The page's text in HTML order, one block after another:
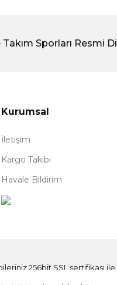
Sporları Resmi
Kurumsal
İletişim
Kargo Takibi
Havale Bildirim
256bit SSL sertifikası